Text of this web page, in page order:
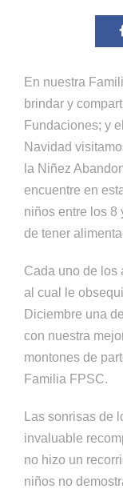
En nuestra
brindar y
Fundaciones; y
Navidad
la Niñez
encuentre en
niños entre los 8
de tener
Cada uno de los
al cual le
Diciembre una
con nuestra
montones de
Familia FPSC.
Las sonrisas de
invaluable
no hizo un
niños no